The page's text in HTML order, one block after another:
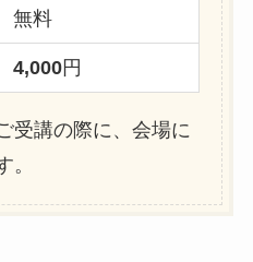
無料
4,000円
受講の際に、会場に
。